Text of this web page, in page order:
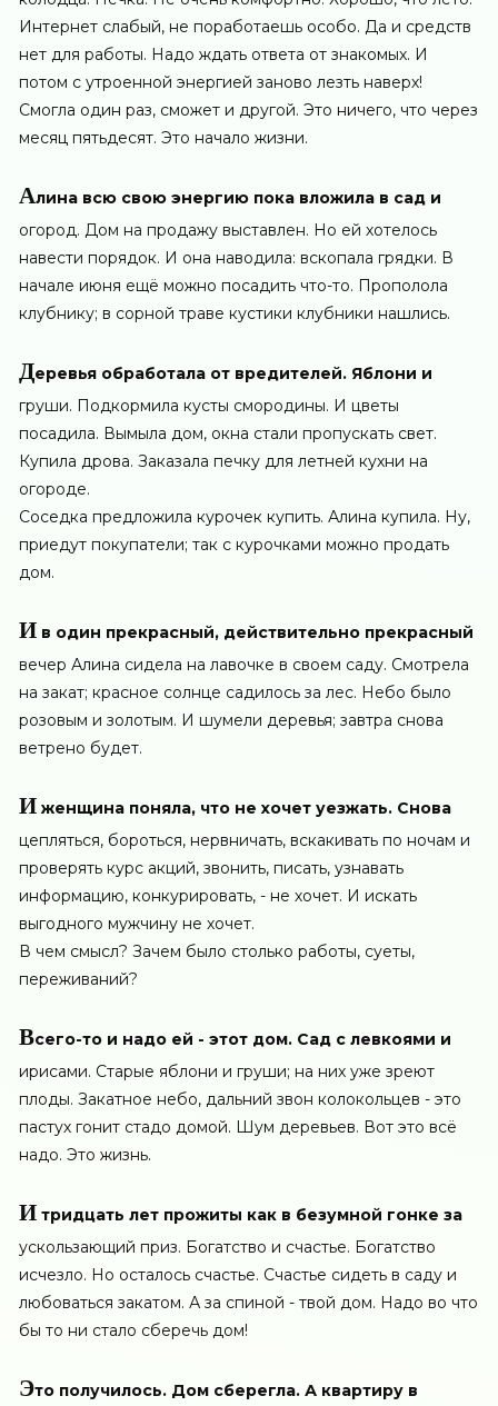
Интернет слабый, не поработаешь особо. Да и средств
нет для работы. Надо ждать ответа от знакомых. И
потом с утроенной энергией заново лезть наверх!
Смогла один раз, сможет и другой. Это ничего, что через
месяц пятьдесят. Это начало жизни.
Алина всю свою энергию пока вложила в сад и
огород. Дом на продажу выставлен. Но ей хотелось
навести порядок. И она наводила: вскопала грядки. В
начале июня ещё можно посадить что-то. Прополола
клубнику; в сорной траве кустики клубники нашлись.
Деревья обработала от вредителей. Яблони и
груши. Подкормила кусты смородины. И цветы
посадила. Вымыла дом, окна стали пропускать свет.
Купила дрова. Заказала печку для летней кухни на
огороде.
Соседка предложила курочек купить. Алина купила. Ну,
приедут покупатели; так с курочками можно продать
дом.
И в один прекрасный, действительно прекрасный
вечер Алина сидела на лавочке в своем саду. Смотрела
на закат; красное солнце садилось за лес. Небо было
розовым и золотым. И шумели деревья; завтра снова
ветрено будет.
И женщина поняла, что не хочет уезжать. Снова
цепляться, бороться, нервничать, вскакивать по ночам и
проверять курс акций, звонить, писать, узнавать
информацию, конкурировать, - не хочет. И искать
выгодного мужчину не хочет.
В чем смысл? Зачем было столько работы, суеты,
переживаний?
Всего-то и надо ей - этот дом. Сад с левкоями и
ирисами. Старые яблони и груши; на них уже зреют
плоды. Закатное небо, дальний звон колокольцев - это
пастух гонит стадо домой. Шум деревьев. Вот это всё
надо. Это жизнь.
И тридцать лет прожиты как в безумной гонке за
ускользающий приз. Богатство и счастье. Богатство
исчезло. Но осталось счастье. Счастье сидеть в саду и
любоваться закатом. А за спиной - твой дом. Надо во что
бы то ни стало сберечь дом!
Это получилось. Дом сберегла. А квартиру в